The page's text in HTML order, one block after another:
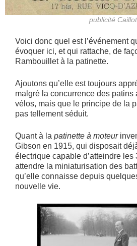
publicité Caillot
Voici donc quel est l’événement
évoquer ici, et qui rattache, de
Rambouillet à la patinette.
Ajoutons qu’elle est toujours
malgré la concurrence des patins
vélos, mais que le principe de la
pas tellement séduit.
Quant à la patinette à moteur
Gibson en 1915, qui disposait
électrique capable d’atteindre les
attendre la miniaturisation des
qu’elle connaisse depuis
nouvelle vie.